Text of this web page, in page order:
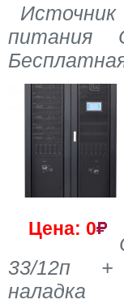
питания
Цена: 0
33/12п +
наладка